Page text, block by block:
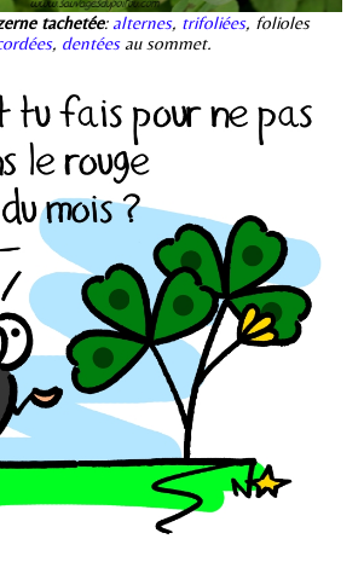
tachetée: alternes, trifoliées, folioles
, dentéesau sommet.